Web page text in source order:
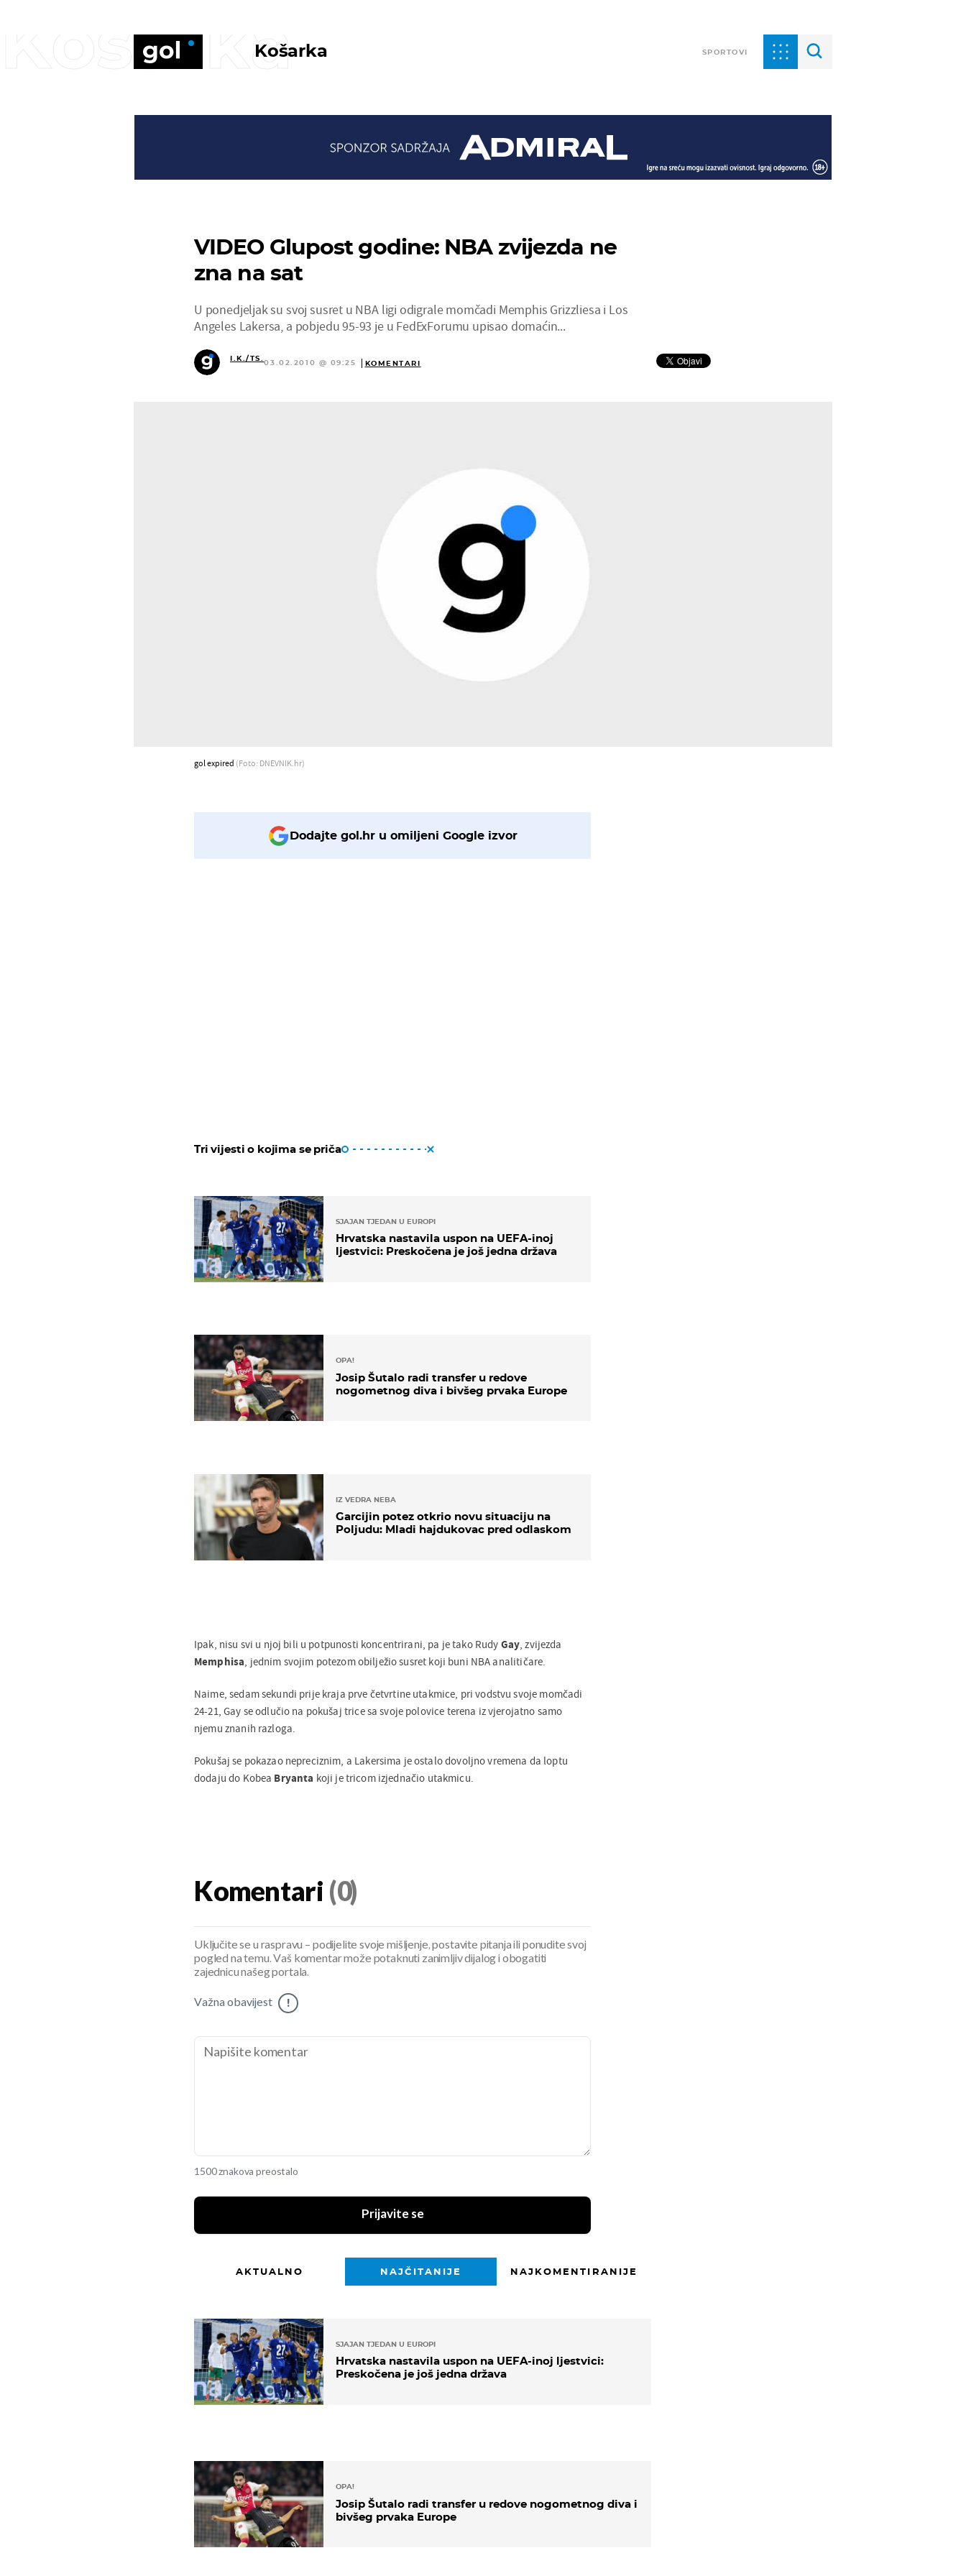
Košarka SPORTOVI
Košarka
VIDEO Glupost godine: NBA zvijezda ne
zna na sat
U ponedjeljak su svoj susret u NBA ligi odigrale momčadi Memphis Grizzliesa i Los
Angeles Lakersa, a pobjedu 95-93 je u FedExForumu upisao domaćin...
I.K./TS.
03.02.2010 @ 09:25 KOMENTARI
gol expired (Foto: DNEVNIK.hr)
Dodajte gol.hr u omiljeni Google izvor
Tri vijesti o kojima se priča
SJAJAN TJEDAN U EUROPI
Hrvatska nastavila uspon na UEFA-inoj
ljestvici: Preskočena je još jedna država
OPA!
Josip Šutalo radi transfer u redove
nogometnog diva i bivšeg prvaka Europe
IZ VEDRA NEBA
Garcijin potez otkrio novu situaciju na
Poljudu: Mladi hajdukovac pred odlaskom
Ipak, nisu svi u njoj bili u potpunosti koncentrirani, pa je tako Rudy Gay, zvijezda
Memphisa, jednim svojim potezom obilježio susret koji buni NBA analitičare.
Naime, sedam sekundi prije kraja prve četvrtine utakmice, pri vodstvu svoje momčadi
24-21, Gay se odlučio na pokušaj trice sa svoje polovice terena iz vjerojatno samo
njemu znanih razloga.
Pokušaj se pokazao nepreciznim, a Lakersima je ostalo dovoljno vremena da loptu
dodaju do Kobea Bryanta koji je tricom izjednačio utakmicu.
Komentari (0)
Uključite se u raspravu – podijelite svoje mišljenje, postavite pitanja ili ponudite svoj
pogled na temu. Vaš komentar može potaknuti zanimljiv dijalog i obogatiti
zajednicu našeg portala.
Važna obavijest !
1500 znakova preostalo
Prijavite se
AKTUALNO NAJČITANIJE NAJKOMENTIRANIJE
SJAJAN TJEDAN U EUROPI
Hrvatska nastavila uspon na UEFA-inoj ljestvici:
Preskočena je još jedna država
OPA!
Josip Šutalo radi transfer u redove nogometnog diva i
bivšeg prvaka Europe